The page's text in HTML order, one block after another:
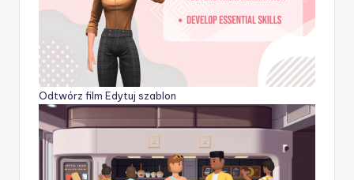
Odtwórz film Edytuj szablon